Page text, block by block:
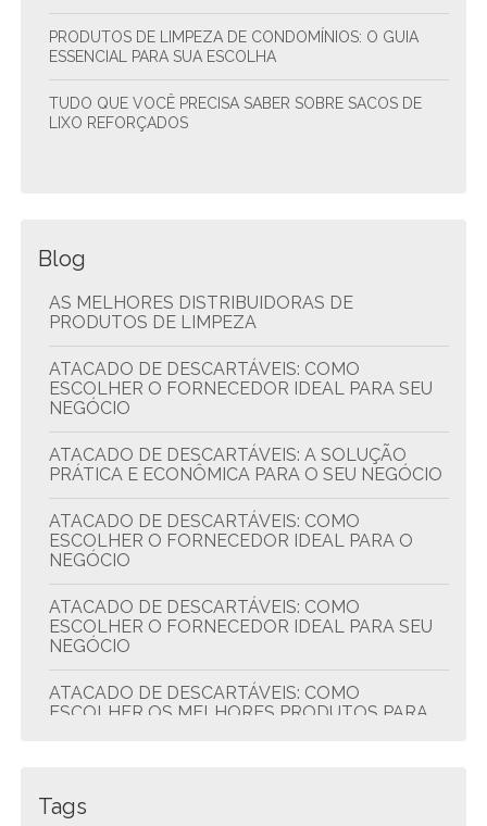
PRODUTOS DE LIMPEZA DE CONDOMÍNIOS: O GUIA
ESSENCIAL PARA SUA ESCOLHA
TUDO QUE VOCÊ PRECISA SABER SOBRE SACOS DE
LIXO REFORÇADOS
Blog
AS MELHORES DISTRIBUIDORAS DE
PRODUTOS DE LIMPEZA
ATACADO DE DESCARTÁVEIS: COMO
ESCOLHER O FORNECEDOR IDEAL PARA SEU
NEGÓCIO
ATACADO DE DESCARTÁVEIS: A SOLUÇÃO
PRÁTICA E ECONÔMICA PARA O SEU NEGÓCIO
ATACADO DE DESCARTÁVEIS: COMO
ESCOLHER O FORNECEDOR IDEAL PARA O
NEGÓCIO
ATACADO DE DESCARTÁVEIS: COMO
ESCOLHER O FORNECEDOR IDEAL PARA SEU
NEGÓCIO
ATACADO DE DESCARTÁVEIS: COMO
ESCOLHER OS MELHORES PRODUTOS PARA
ECONOMIZAR E COMPRAR MELHOR
Tags